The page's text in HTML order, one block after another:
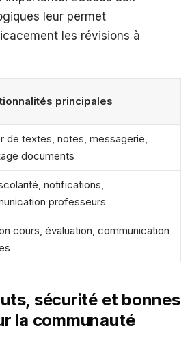
leur permet
les révisions à
principales
de textes, notes, messagerie,
documents
notifications,
professeurs
cours, évaluation, communication
sécurité et bonnes
la communauté